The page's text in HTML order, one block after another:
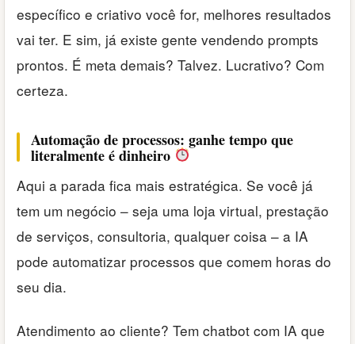
específico e criativo você for, melhores resultados
vai ter. E sim, já existe gente vendendo prompts
prontos. É meta demais? Talvez. Lucrativo? Com
certeza.
Automação de processos: ganhe tempo que
literalmente é dinheiro
Aqui a parada fica mais estratégica. Se você já
tem um negócio – seja uma loja virtual, prestação
de serviços, consultoria, qualquer coisa – a IA
pode automatizar processos que comem horas do
seu dia.
Atendimento ao cliente? Tem chatbot com IA que